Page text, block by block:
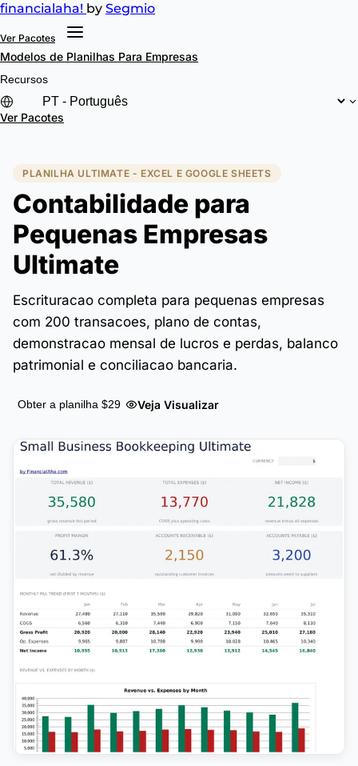
financialaha! by Segmio
Ver Pacotes
Modelos de Planilhas Para Empresas
Recursos
Ver Pacotes
PLANILHA ULTIMATE - EXCEL E GOOGLE SHEETS
Contabilidade para
Pequenas Empresas
Ultimate
Escrituracao completa para pequenas empresas
com 200 transacoes, plano de contas,
demonstracao mensal de lucros e perdas, balanco
patrimonial e conciliacao bancaria.
Obter a planilha $29 Veja Visualizar